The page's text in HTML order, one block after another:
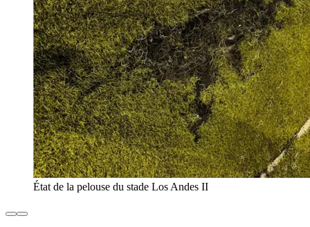
État de la pelouse du stade Los Andes II